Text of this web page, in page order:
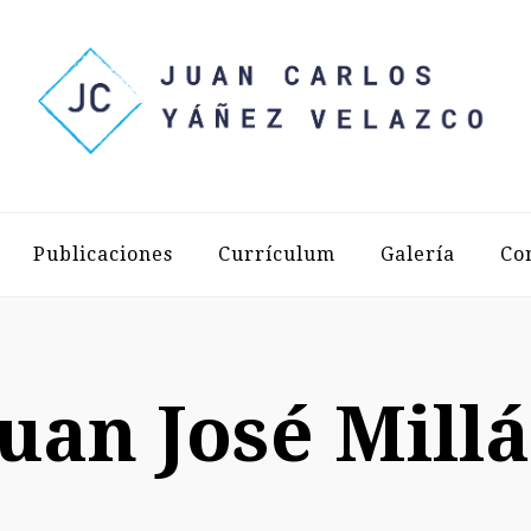
YÁÑEZ
Publicaciones Currículum Galería
José